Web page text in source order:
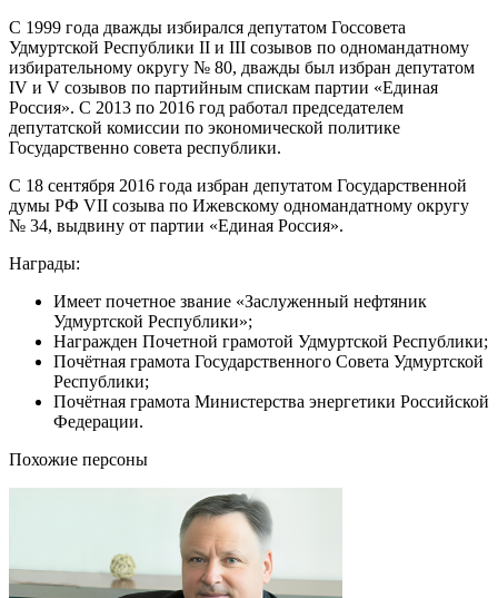
С 1999 года дважды избирался депутатом Госсовета
Удмуртской Республики II и III созывов по одномандатному
избирательному округу № 80, дважды был избран депутатом
IV и V созывов по партийным спискам партии «Единая
Россия». С 2013 по 2016 год работал председателем
депутатской комиссии по экономической политике
Государственно совета республики.
С 18 сентября 2016 года избран депутатом Государственной
думы РФ VII созыва по Ижевскому одномандатному округу
№ 34, выдвину от партии «Единая Россия».
Награды:
Имеет почетное звание «Заслуженный нефтяник
Удмуртской Республики»;
Награжден Почетной грамотой Удмуртской Республики;
Почётная грамота Государственного Совета Удмуртской
Республики;
Почётная грамота Министерства энергетики Российской
Федерации.
Похожие персоны